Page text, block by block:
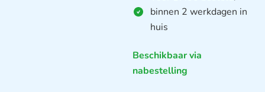
binnen 2 werkdagen in
huis
Beschikbaar via
nabestelling